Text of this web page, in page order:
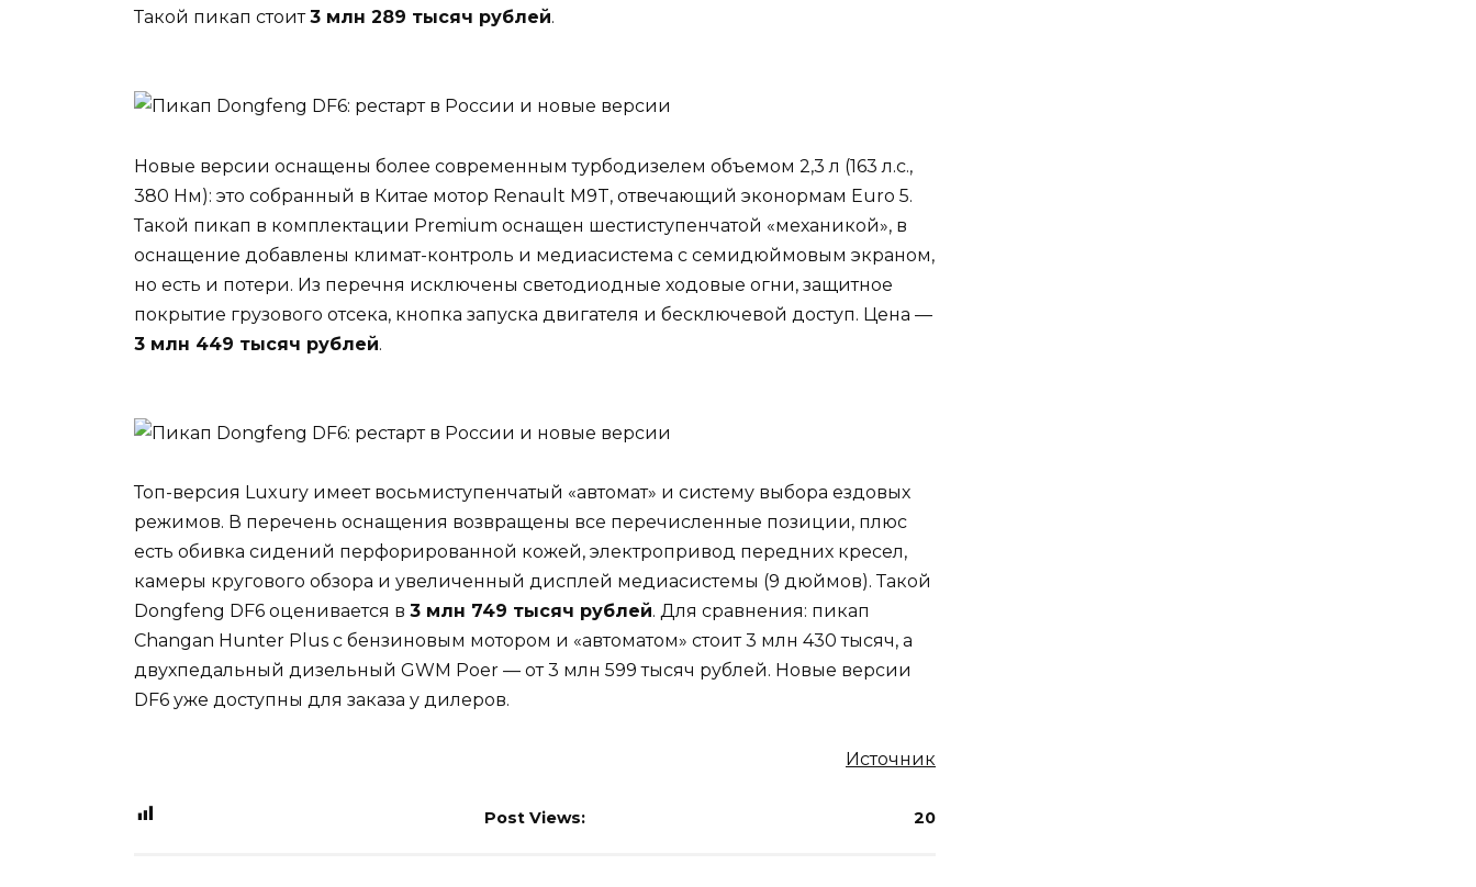
Такой пикап стоит3 млн 289 тысяч рублей.
Новые версии оснащены более современным турбодизелем объемом 2,3 л (163 л.с.,
380 Нм): это собранный в Китае мотор Renault M9T, отвечающий эконормам Euro 5.
Такой пикап в комплектации Premium оснащен шестиступенчатой «механикой», в
оснащение добавлены климат-контроль и медиасистема с семидюймовым экраном,
но есть и потери. Из перечня исключены светодиодные ходовые огни, защитное
покрытие грузового отсека, кнопка запуска двигателя и бесключевой доступ. Цена —
3 млн 449 тысяч рублей.
Топ-версия Luxury имеет восьмиступенчатый «автомат» и систему выбора ездовых
режимов. В перечень оснащения возвращены все перечисленные позиции, плюс
есть обивка сидений перфорированной кожей, электропривод передних кресел,
камеры кругового обзора и увеличенный дисплей медиасистемы (9 дюймов). Такой
Dongfeng DF6 оценивается в 3 млн 749 тысяч рублей. Для сравнения: пикап
Changan Hunter Plus с бензиновым мотором и «автоматом» стоит 3 млн 430 тысяч, а
двухпедальный дизельный GWM Poer — от 3 млн 599 тысяч рублей. Новые версии
DF6 уже доступны для заказа у дилеров.
Источник
Post Views: 20